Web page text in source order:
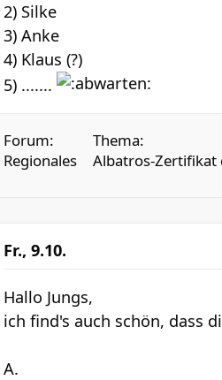
2) Silke
3) Anke
4) Klaus (?)
5) .......
Forum:
Regionales
Thema:
Albatros-Zertifikat
Fr., 9.10.
Hallo Jungs,
ich find's auch schön, dass
A.